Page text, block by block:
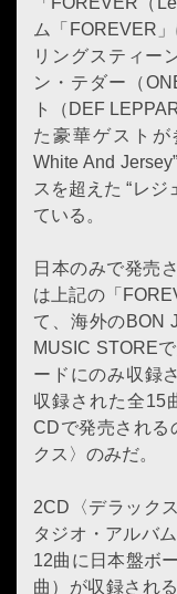
ム「FOREVER
リングスティー
ン・テダー（
ト（DEF
た豪華ゲストが
White And
スを超えた “レジ
ている。
日本のみで発売
は上記の「
て、海外のBON
MUSIC STORE
ードにのみ収録
収録された全15
CDで発売される
クス〉のみだ。
2CD〈デラック
タジオ・アルバ
12曲に日本盤ボ
曲）が収録され